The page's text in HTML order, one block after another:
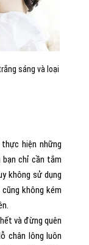
sáng và loại
hiện những
chỉ cần tắm
không sử dụng
không kém
và đừng quên
chân lông luôn